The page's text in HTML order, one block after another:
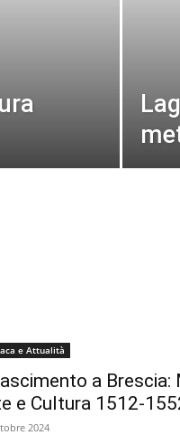
e Attualità
a
e Cultura 1512-
2024